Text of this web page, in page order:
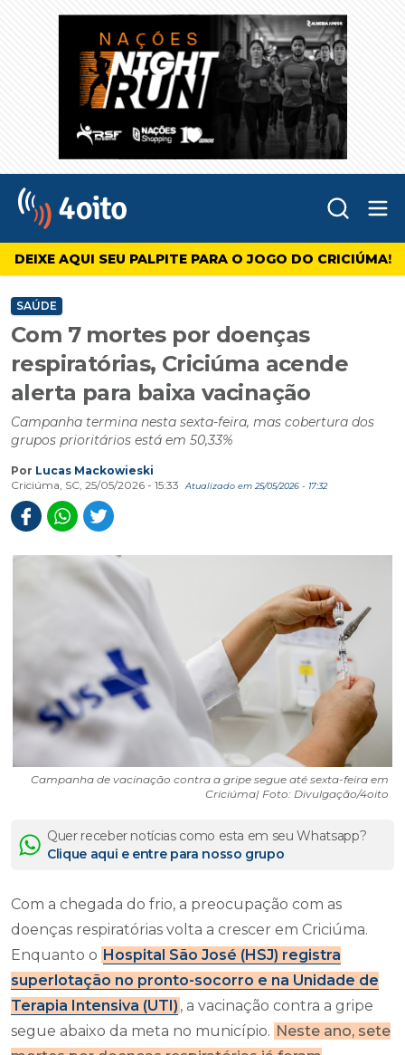
4oito
DEIXE AQUI SEU PALPITE PARA O JOGO DO CRICIÚMA!
SAÚDE
Com 7 mortes por doenças
respiratórias, Criciúma acende
alerta para baixa vacinação
Campanha termina nesta sexta-feira, mas cobertura dos
grupos prioritários está em 50,33%
Por Lucas Mackowieski
Criciúma, SC, 25/05/2026 - 15:33
Atualizado em 25/05/2026 - 17:32
Campanha de vacinação contra a gripe segue até sexta-feira em
Criciúma| Foto: Divulgação/4oito
Quer receber notícias como esta em seu Whatsapp?
Clique aqui e entre para nosso grupo
Com a chegada do frio, a preocupação com as
doenças respiratórias volta a crescer em Criciúma.
Enquanto o Hospital São José (HSJ) registra
superlotação no pronto-socorro e na Unidade de
Terapia Intensiva (UTI) , a vacinação contra a gripe
segue abaixo da meta no município. Neste ano, sete